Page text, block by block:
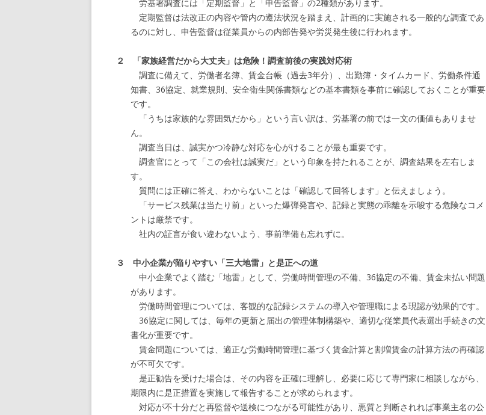
労基署調査には「定期監督」と「申告監督」の2種類があります。
定期監督は法改正の内容や管内の遵法状況を踏まえ、計画的に実施される一般的な調査であ
るのに対し、申告監督は従業員からの内部告発や労災発生後に行われます。
２ 「家族経営だから大丈夫」は危険！調査前後の実践対応術
調査に備えて、労働者名簿、賃金台帳（過去3年分）、出勤簿・タイムカード、労働条件通
知書、36協定、就業規則、安全衛生関係書類などの基本書類を事前に確認しておくことが重要
です。
「うちは家族的な雰囲気だから」という言い訳は、労基署の前では一文の価値もありませ
ん。
調査当日は、誠実かつ冷静な対応を心がけることが最も重要です。
調査官にとって「この会社は誠実だ」という印象を持たれることが、調査結果を左右しま
す。
質問には正確に答え、わからないことは「確認して回答します」と伝えましょう。
「サービス残業は当たり前」といった爆弾発言や、記録と実態の乖離を示唆する危険なコメ
ントは厳禁です。
社内の証言が食い違わないよう、事前準備も忘れずに。
３ 中小企業が陥りやすい「三大地雷」と是正への道
中小企業でよく踏む「地雷」として、労働時間管理の不備、36協定の不備、賃金未払い問題
があります。
労働時間管理については、客観的な記録システムの導入や管理職による現認が効果的です。
36協定に関しては、毎年の更新と届出の管理体制構築や、適切な従業員代表選出手続きの文
書化が重要です。
賃金問題については、適正な労働時間管理に基づく賃金計算と割増賃金の計算方法の再確認
が不可欠です。
是正勧告を受けた場合は、その内容を正確に理解し、必要に応じて専門家に相談しながら、
期限内に是正措置を実施して報告することが求められます。
対応が不十分だと再監督や送検につながる可能性があり、悪質と判断されれば事業主名の公